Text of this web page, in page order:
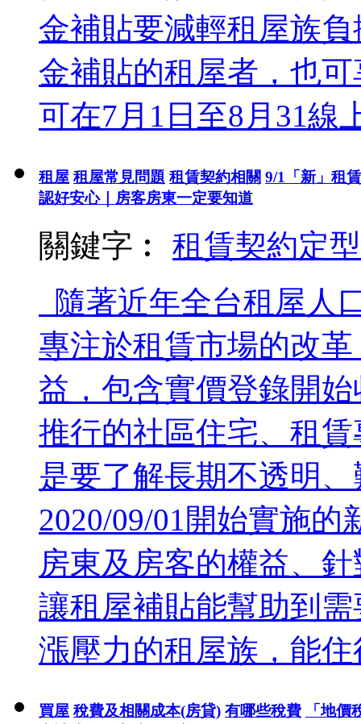
金補貼要減輕租屋族
金補貼的租屋者，也
可在7月1日至8月31線
租屋 租屋常見問題 租賃契約相關 9/1「新」租
認好安心｜房客房東一定要知道
關鍵字︰ 租賃契約定
隨著近年全台租屋人
專注於租賃市場的改
益，包含實價登錄開
推行的社區住宅、租
是要了解長期不透明
2020/09/01開始實施
房東及房客的權益、
讓租屋補貼能幫助到
漲壓力的租屋族，能
買屋 稅費及相關成本(房貸) 有哪些稅費
「地